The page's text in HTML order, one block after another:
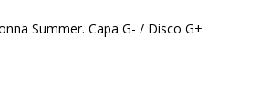
Summer. Capa G- / Disco G+